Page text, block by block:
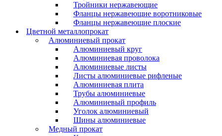
Тройники нержавеющие
Фланцы нержавеющие воротниковые
Фланцы нержавеющие плоские
Цветной металлопрокат
Алюминиевый прокат
Алюминиевый круг
Алюминиевая проволока
Алюминиевые листы
Листы алюминиевые рифленые
Алюминиевая плита
Трубы алюминиевые
Алюминиевый профиль
Уголок алюминиевый
Шины алюминиевые
Медный прокат